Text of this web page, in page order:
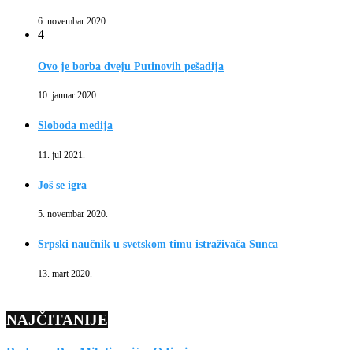
6. novembar 2020.
4
Ovo je borba dveju Putinovih pešadija
10. januar 2020.
Sloboda medija
11. jul 2021.
Još se igra
5. novembar 2020.
Srpski naučnik u svetskom timu istraživača Sunca
13. mart 2020.
NAJČITANIJE